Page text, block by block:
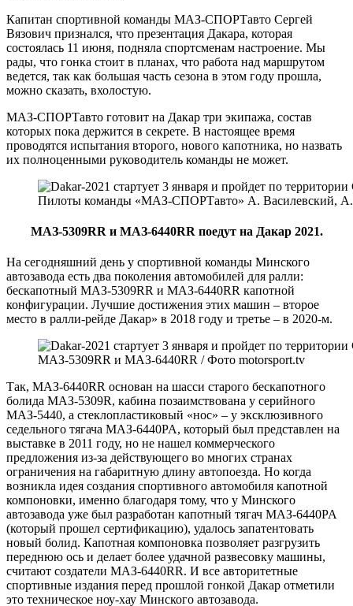
Капитан спортивной команды МАЗ-СПОРТавто Сергей
Вязович признался, что презентация Дакара, которая
состоялась 11 июня, подняла спортсменам настроение. Мы
рады, что гонка стоит в планах, что работа над маршрутом
ведется, так как большая часть сезона в этом году прошла,
можно сказать, вхолостую.
МАЗ-СПОРТавто готовит на Дакар три экипажа, состав
которых пока держится в секрете. В настоящее время
проводятся испытания второго, нового капотника, но назвать
их полноценными руководитель команды не может.
Пилоты команды «МАЗ-СПОРТавто» А. Василевский,
МАЗ-5309RR и МАЗ-6440RR поедут на Дакар 2021.
На сегодняшний день у спортивной команды Минского
автозавода есть два поколения автомобилей для ралли:
бескапотный МАЗ-5309RR и МАЗ-6440RR капотной
конфигурации. Лучшие достижения этих машин – второе
место в ралли-рейде Дакар» в 2018 году и третье – в 2020-м.
МАЗ-5309RR и МАЗ-6440RR / Фото motorsport.tv
Так, МАЗ-6440RR основан на шасси старого бескапотного
болида МАЗ-5309R, кабина позаимствована у серийного
МАЗ-5440, а стеклопластиковый «нос» – у эксклюзивного
седельного тягача МАЗ-6440PA, который был представлен на
выставке в 2011 году, но не нашел коммерческого
предложения из-за действующего во многих странах
ограничения на габаритную длину автопоезда. Но когда
возникла идея создания спортивного автомобиля капотной
компоновки, именно благодаря тому, что у Минского
автозавода уже был разработан капотный тягач МАЗ-6440PA
(который прошел сертификацию), удалось запатентовать
новый болид. Капотная компоновка позволяет разгрузить
переднюю ось и делает более удачной развесовку машины,
считают создатели МАЗ-6440RR. И все авторитетные
спортивные издания перед прошлой гонкой Дакар отметили
это техническое ноу-хау Минского автозавода.